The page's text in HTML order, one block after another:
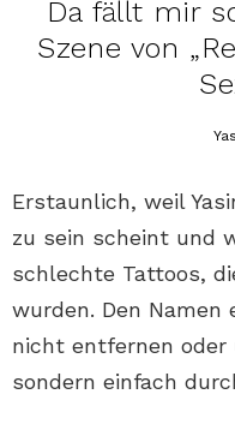
Da fällt mir
Szene von
Erstaunlich, weil
zu sein scheint und
schlechte Tattoos,
wurden. Den Namen
nicht entfernen oder
sondern einfach